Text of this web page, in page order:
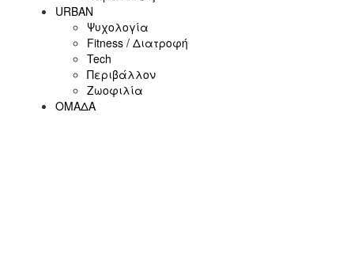
URBAN
Ψυχολογία
Fitness / Διατροφή
Tech
Περιβάλλον
Ζωοφιλία
ΟΜΑΔΑ